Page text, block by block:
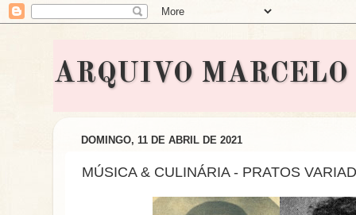
ARQUIVO MARCELO
DOMINGO, 11 DE ABRIL DE 2021
MÚSICA & CULINÁRIA - PRATOS